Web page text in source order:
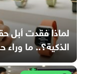
لماذا فقدت أبل
الذكية؟.. ما وراء